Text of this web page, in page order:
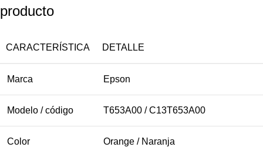
producto
CARACTERÍSTICA DETALLE
Marca Epson
Modelo / código T653A00 / C13T653A00
Color Orange / Naranja